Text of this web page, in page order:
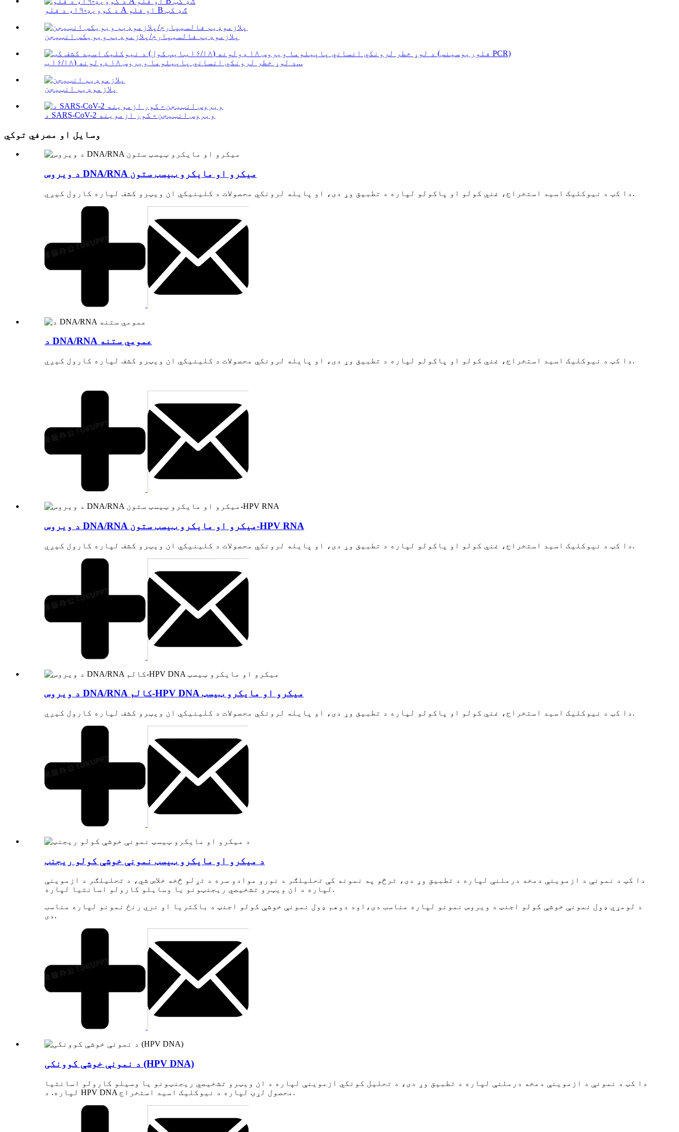
د کوویډ-۱۹، د فلو A او فلو B ګډ کټ
پلازموډیم فالسیپارم/پلازموډیم ویویکس انټيجن
د لوړ خطر لرونکي انساني پاپیلوما ویروس ۱۸ ډولونه (۱۶/۱۸ ټ...
پلازموډیم انټيجن
د SARS-CoV-2 ویروس انټيجن - کور ازموینه
وسایل او مصرفي توکي
د ویروس DNA/RNA میکرو او مایکرو ټیسټ ستون
دا کټ د نیوکلیک اسید استخراج، غني کولو او پاکولو لپاره د تطبیق وړ دی، او پایله لرونکي محصولات د کلینیکي ان ویټرو کشف لپاره کارول کیږي.
د DNA/RNA عمومي ستنه
دا کټ د نیوکلیک اسید استخراج، غني کولو او پاکولو لپاره د تطبیق وړ دی، او پایله لرونکي محصولات د کلینیکي ان ویټرو کشف لپاره کارول کیږي.
د ویروس DNA/RNA میکرو او مایکرو ټیسټ ستون-HPV RNA
دا کټ د نیوکلیک اسید استخراج، غني کولو او پاکولو لپاره د تطبیق وړ دی، او پایله لرونکي محصولات د کلینیکي ان ویټرو کشف لپاره کارول کیږي.
د ویروس DNA/RNA کالم-HPV DNA میکرو او مایکرو ټیسټ
دا کټ د نیوکلیک اسید استخراج، غني کولو او پاکولو لپاره د تطبیق وړ دی، او پایله لرونکي محصولات د کلینیکي ان ویټرو کشف لپاره کارول کیږي.
د میکرو او مایکرو ټیسټ نمونې خوشې کولو ریجنټ
دا کټ د نمونې د ازموینې دمخه درملنې لپاره د تطبیق وړ دی، ترڅو په نمونه کې تحلیلګر د نورو موادو سره د تړلو څخه خلاص شي، د تحلیلګر د ازموینې
لپاره د ان ویټرو تشخیصي ریجنټونو یا وسایلو کارولو اسانتیا لپاره.
د لومړي ډول نمونې خوشې کولو اجنټ د ویروس نمونو لپاره مناسب دی، او د دوهم ډول نمونې خوشې کولو اجنټ د باکتریا او نري رنځ نمونو لپاره مناسب
دی.
د نمونې خوشې کوونکی (HPV DNA)
دا کټ د نمونې د ازموینې دمخه درملنې لپاره د تطبیق وړ دی، د تحلیل کونکي ازموینې لپاره د ان ویټرو تشخیصي ریجنټونو یا وسیلو کارولو اسانتیا
لپاره. د HPV DNA محصول لړۍ لپاره د نیوکلیک اسید استخراج.